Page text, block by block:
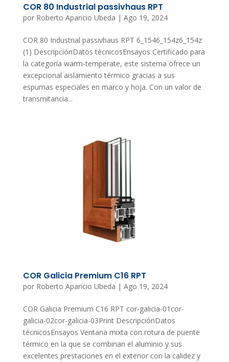
COR 80 Industrial passivhaus RPT
por Roberto Aparicio Ubeda | Ago 19, 2024
COR 80 Industrial passivhaus RPT 6_1546_154z6_154z
(1) DescripciónDatos técnicosEnsayos Certificado para
la categoría warm-temperate, este sistema ofrece un
excepcional aislamiento térmico gracias a sus
espumas especiales en marco y hoja. Con un valor de
transmitancia...
COR Galicia Premium C16 RPT
por Roberto Aparicio Ubeda | Ago 19, 2024
COR Galicia Premium C16 RPT cor-galicia-01cor-
galicia-02cor-galicia-03Print DescripciónDatos
técnicosEnsayos Ventana mixta con rotura de puente
térmico en la que se combinan el aluminio y sus
excelentes prestaciones en el exterior con la calidez y